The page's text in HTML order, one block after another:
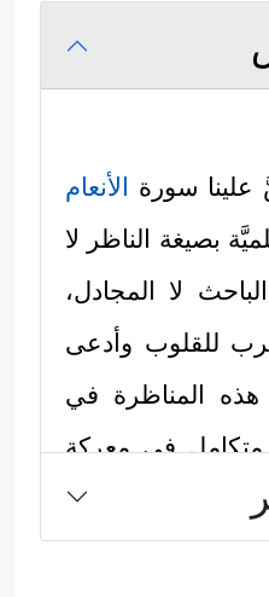
سورة الأنعام
بصيغة الناظر لا
لا المجادل،
للقلوب وأدعى
المناظرة في
في معركة
المزيَّفة التي
لينازع بها سلطان